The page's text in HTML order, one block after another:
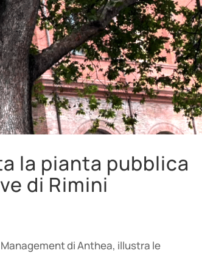
la pianta pubblica
di Rimini
di Anthea, illustra le